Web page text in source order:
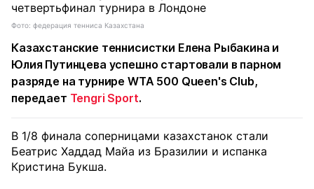
Фото: федерация тенниса Казахстана
Казахстанские теннисистки Елена Рыбакина и
Юлия Путинцева успешно стартовали в парном
разряде на турнире WTA 500 Queen's Club,
передает Tengri Sport.
В 1/8 финала соперницами казахстанок стали
Беатрис Хаддад Майа из Бразилии и испанка
Кристина Букша.